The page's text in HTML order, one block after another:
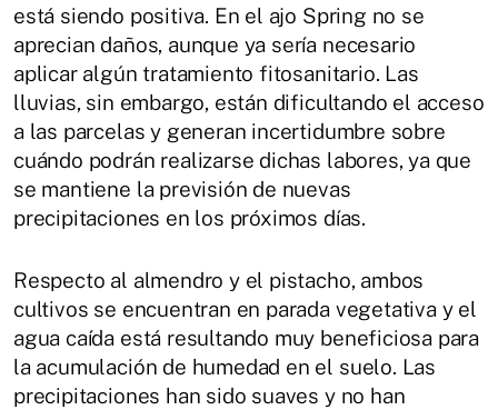
está siendo positiva. En el ajo Spring no se
aprecian daños, aunque ya sería necesario
aplicar algún tratamiento fitosanitario. Las
lluvias, sin embargo, están dificultando el acceso
a las parcelas y generan incertidumbre sobre
cuándo podrán realizarse dichas labores, ya que
se mantiene la previsión de nuevas
precipitaciones en los próximos días.
Respecto al almendro y el pistacho, ambos
cultivos se encuentran en parada vegetativa y el
agua caída está resultando muy beneficiosa para
la acumulación de humedad en el suelo. Las
precipitaciones han sido suaves y no han